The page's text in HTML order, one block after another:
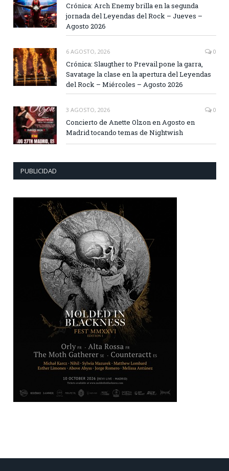
Crónica: Arch Enemy brilla en la segunda
jornada del Leyendas del Rock – Jueves –
Agosto 2026
6 AGOSTO, 2026 0
Crónica: Slaugther to Prevail pone la garra,
Savatage la clase en la apertura del Leyendas
del Rock – Miércoles – Agosto 2026
3 AGOSTO, 2026 0
Concierto de Anette Olzon en Agosto en
Madrid tocando temas de Nightwish
PUBLICIDAD